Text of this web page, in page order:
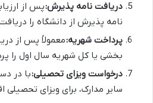
دریافت نامه پذیرش:پس از
نامه پذیرش از دانشگاه را
پرداخت شهریه:معمولاً پس از
بخشی یا کل شهریه سال اول را
درخواست ویزای تحصیلی:با در
سایر مدارک، برای ویزای تحصیلی